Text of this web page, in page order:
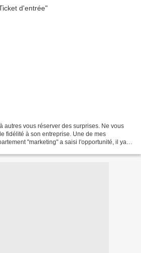
autres vous réserver des surprises. Ne vous
fidélité à son entreprise. Une de mes
"marketing" a saisi l'opportunité, il ya